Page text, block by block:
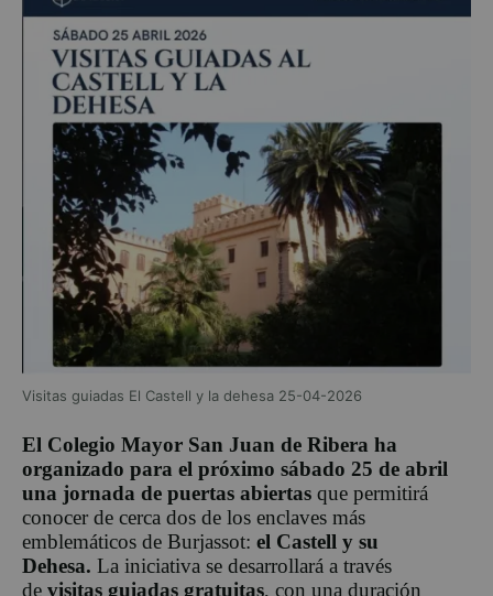
Visitas guiadas El Castell y la dehesa 25-04-2026
El Colegio Mayor San Juan de Ribera ha
organizado para el próximo sábado 25 de abril
una jornada de puertas abiertas que permitirá
conocer de cerca dos de los enclaves más
emblemáticos de Burjassot: el Castell y su
Dehesa. La iniciativa se desarrollará a través
de visitas guiadas gratuitas, con una duración